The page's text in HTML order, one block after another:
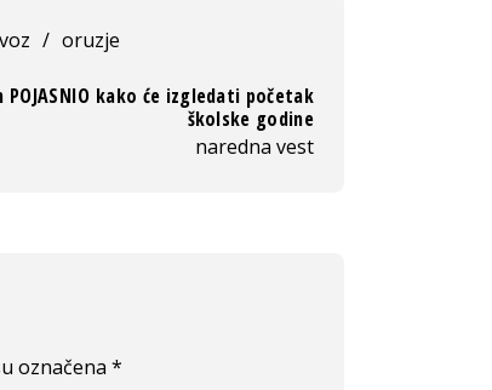
/ oruzje
POJASNIO kako će izgledati početak
školske godine
naredna vest
označena *